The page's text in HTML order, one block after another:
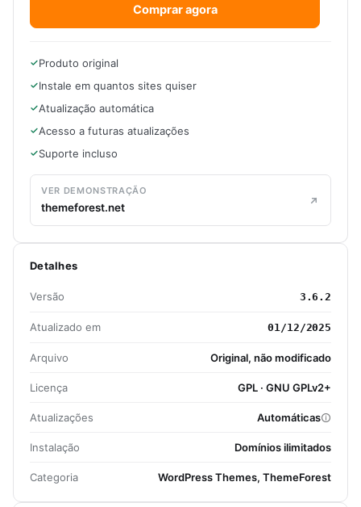
Comprar agora
Produto original
Instale em quantos sites quiser
Atualização automática
Acesso a futuras atualizações
Suporte incluso
VER DEMONSTRAÇÃO
themeforest.net
Detalhes
Versão 3.6.2
Atualizado em 01/12/2025
Arquivo Original, não modificado
Licença GPL · GNU GPLv2+
Atualizações Automáticas
Instalação Domínios ilimitados
Categoria WordPress Themes, ThemeForest